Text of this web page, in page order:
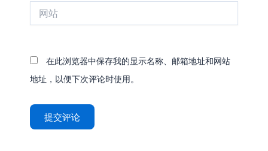
在此浏览器中保存我的显示名称、邮箱地址和网站
地址，以便下次评论时使用。